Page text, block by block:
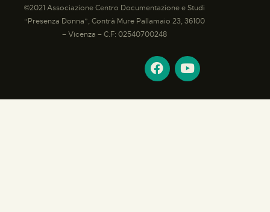
©2021 Associazione Centro Documentazione e Studi
“Presenza Donna”, Contrà Mure Pallamaio 23, 36100
– Vicenza – C.F: 02540700248